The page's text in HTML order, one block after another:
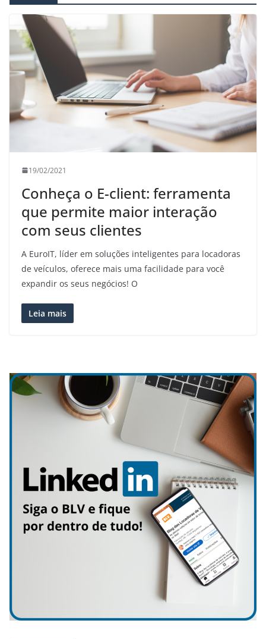
19/02/2021
Conheça o E-client: ferramenta
que permite maior interação
com seus clientes
A EuroIT, líder em soluções inteligentes para locadoras
de veículos, oferece mais uma facilidade para você
expandir os seus negócios! O
Leia mais